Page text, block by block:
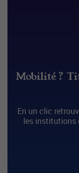
Mobilité ?
En un clic
les institutions